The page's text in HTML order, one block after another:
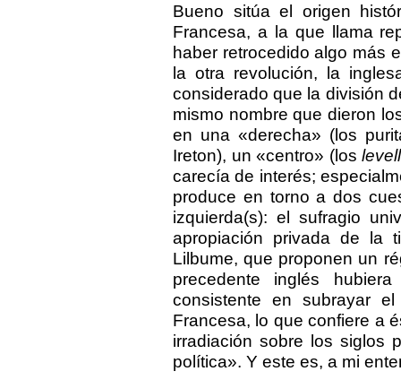
Bueno sitúa el origen
Francesa, a la que llama
haber retrocedido algo más
la otra revolución, la
considerado que la división
mismo nombre que dieron
en una «derecha» (los
Ireton), un «centro» (los
carecía de interés;
produce en torno a dos
izquierda(s): el sufragio
apropiación privada de la
Lilbume, que proponen un
precedente inglés
consistente en subrayar
Francesa, lo que confiere a
irradiación sobre los siglos
política». Y este es, a mi